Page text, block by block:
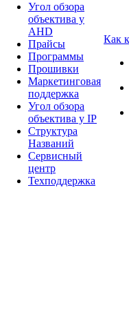
Угол обзора
объектива у
AHD
Прайсы
Программы
Прошивки
Маркетинговая
поддержка
Угол обзора
объектива у IP
Структура
Названий
Сервисный
центр
Техподдержка
Как